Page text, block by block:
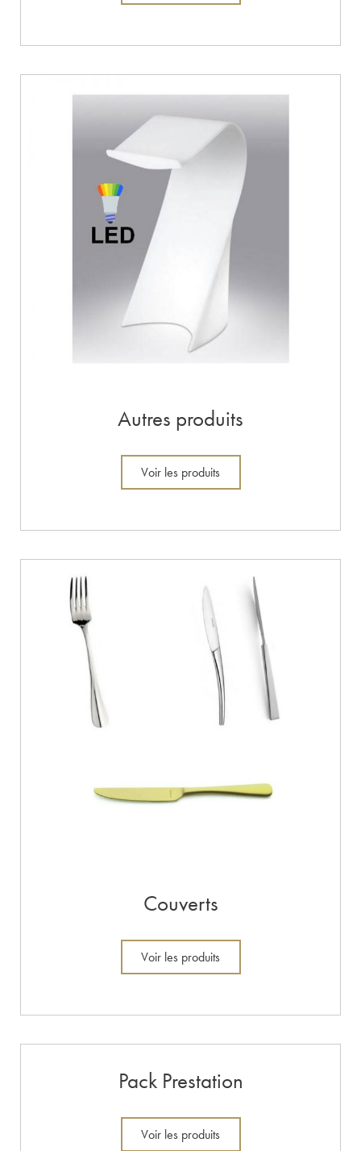
Autres produits
Voir les produits
Couverts
Voir les produits
Pack Prestation
Voir les produits